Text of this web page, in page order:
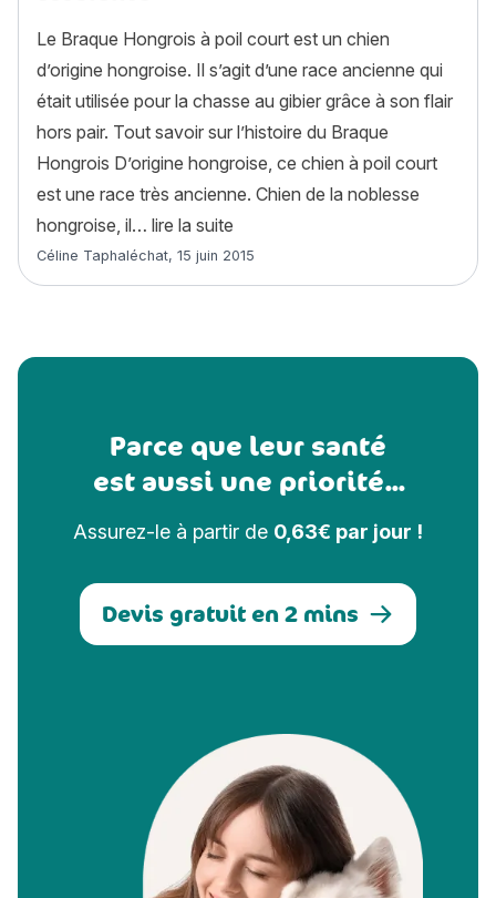
Le Braque Hongrois à poil court est un chien
d’origine hongroise. Il s’agit d’une race ancienne qui
était utilisée pour la chasse au gibier grâce à son flair
hors pair. Tout savoir sur l’histoire du Braque
Hongrois D’origine hongroise, ce chien à poil court
est une race très ancienne. Chien de la noblesse
hongroise, il… lire la suite
Article rédigé par
Céline Taphaléchat, 15 juin 2015
Parce que leur santé
est aussi une priorité...
Assurez-le à partir de 0,63€ par jour !
Devis gratuit en 2 mins